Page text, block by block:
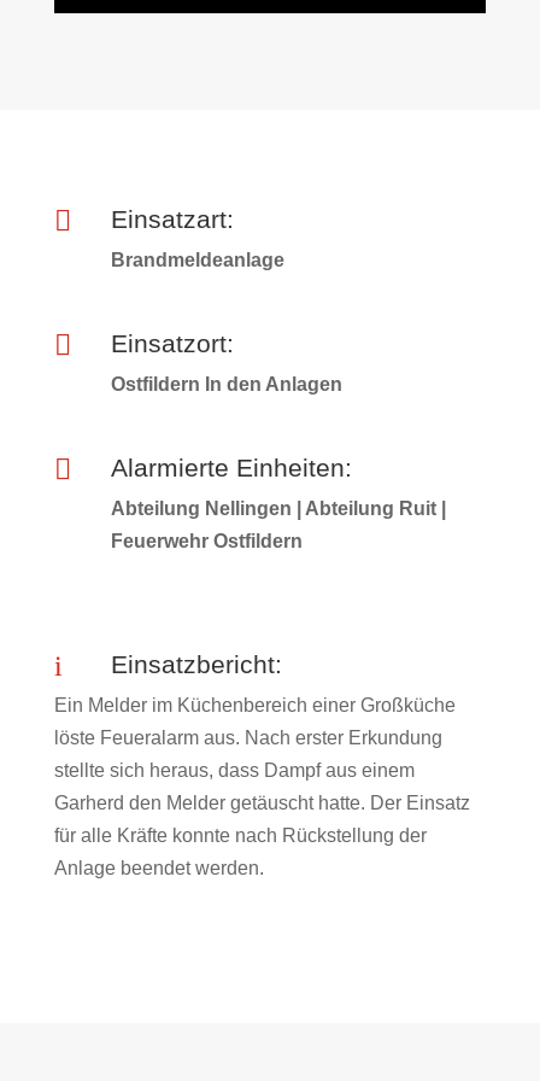
 Einsatzart:
Brandmeldeanlage
 Einsatzort:
Ostfildern In den Anlagen
 Alarmierte Einheiten:
Abteilung Nellingen | Abteilung Ruit |
Feuerwehr Ostfildern
i Einsatzbericht:
Ein Melder im Küchenbereich einer Großküche
löste Feueralarm aus. Nach erster Erkundung
stellte sich heraus, dass Dampf aus einem
Garherd den Melder getäuscht hatte. Der Einsatz
für alle Kräfte konnte nach Rückstellung der
Anlage beendet werden.